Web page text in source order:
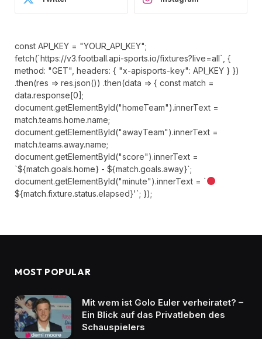
const API_KEY = "YOUR_API_KEY";
fetch(`https://v3.football.api-sports.io/fixtures?live=all`, {
method: "GET", headers: { "x-apisports-key": API_KEY } })
.then(res => res.json()) .then(data => { const match =
data.response[0];
document.getElementById("homeTeam").innerText =
match.teams.home.name;
document.getElementById("awayTeam").innerText =
match.teams.away.name;
document.getElementById("score").innerText =
`${match.goals.home} - ${match.goals.away}`;
document.getElementById("minute").innerText = `
${match.fixture.status.elapsed}'`; });
MOST POPULAR
Mit wem ist Golo Euler verheiratet? –
Ein Blick auf das Privatleben des
Schauspielers